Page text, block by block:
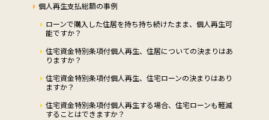
個人再生支払総額の事例
ローンで購入した住居を持ち持ち続けたまま、個人再生可
能ですか？
住宅資金特別条項付個人再生、住居についての決まりはあ
りますか？
住宅資金特別条項付個人再生、住宅ローンの決まりはあり
ますか？
住宅資金特別条項付個人再生する場合、住宅ローンも軽減
することはできますか？